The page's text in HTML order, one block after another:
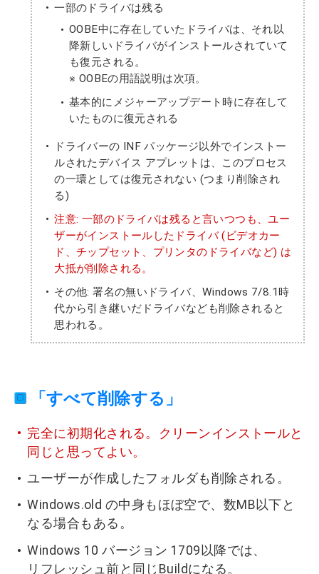
一部のドライバは残る
OOBE中に存在していたドライバは、それ以
降新しいドライバがインストールされていて
も復元される。
※ OOBEの用語説明は次項。
基本的にメジャーアップデート時に存在して
いたものに復元される
ドライバーの INF パッケージ以外でインストー
ルされたデバイス アプレットは、このプロセス
の一環としては復元されない (つまり削除され
る)
注意: 一部のドライバは残ると言いつつも、ユー
ザーがインストールしたドライバ (ビデオカー
ド、チップセット、プリンタのドライバなど) は
大抵が削除される。
その他: 署名の無いドライバ、Windows 7/8.1時
代から引き継いだドライバなども削除されると
思われる。
「すべて削除する」
完全に初期化される。クリーンインストールと
同じと思ってよい。
ユーザーが作成したフォルダも削除される。
Windows.old の中身もほぼ空で、数MB以下と
なる場合もある。
Windows 10 バージョン 1709以降では、
リフレッシュ前と同じBuildになる。